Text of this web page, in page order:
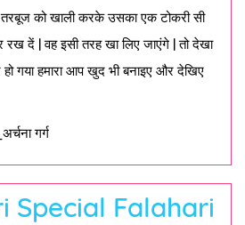
को खाली करके उसका एक टोकरी सी
दें | वह इसी तरह खा लिए जाएंगे | तो देखा
गया हमारा आप खुद भी बनाइए और देखिए
गर्ग
Special Falahari